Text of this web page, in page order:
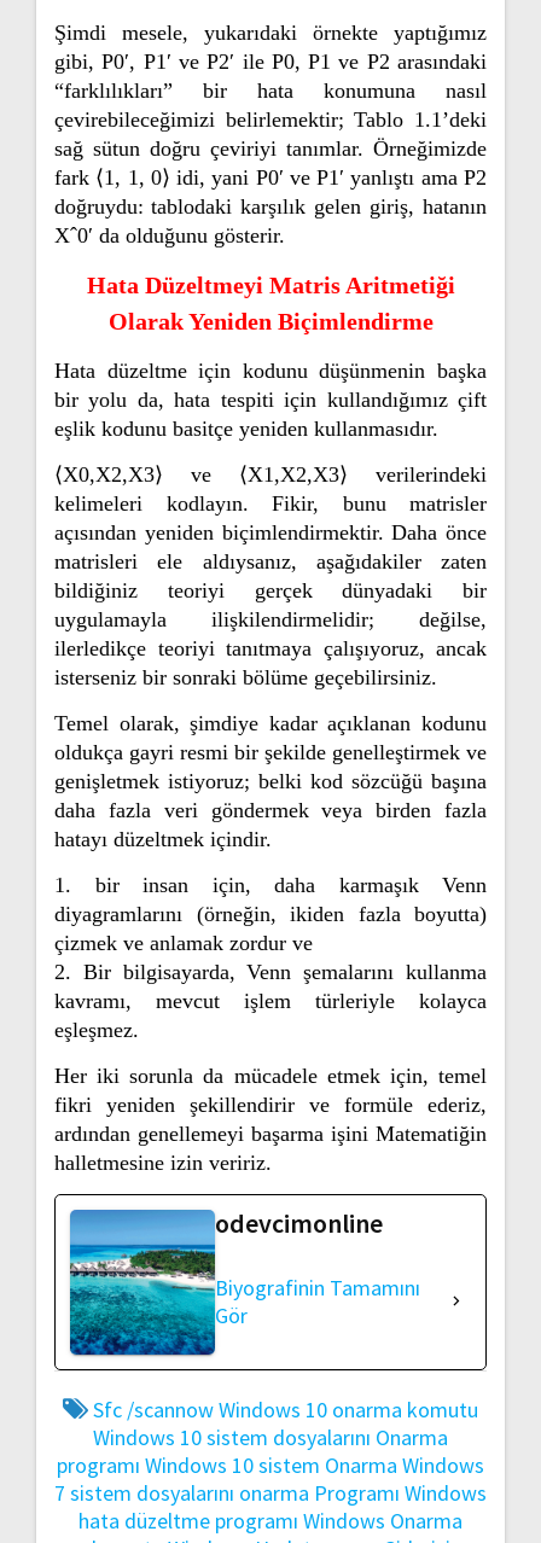
Şimdi mesele, yukarıdaki örnekte yaptığımız
gibi, P0′, P1′ ve P2′ ile P0, P1 ve P2 arasındaki
“farklılıkları” bir hata konumuna nasıl
çevirebileceğimizi belirlemektir; Tablo 1.1’deki
sağ sütun doğru çeviriyi tanımlar. Örneğimizde
fark ⟨1, 1, 0⟩ idi, yani P0′ ve P1′ yanlıştı ama P2
doğruydu: tablodaki karşılık gelen giriş, hatanın
Xˆ0′ da olduğunu gösterir.
Hata Düzeltmeyi Matris Aritmetiği
Olarak Yeniden Biçimlendirme
Hata düzeltme için kodunu düşünmenin başka
bir yolu da, hata tespiti için kullandığımız çift
eşlik kodunu basitçe yeniden kullanmasıdır.
⟨X0,X2,X3⟩ ve ⟨X1,X2,X3⟩ verilerindeki
kelimeleri kodlayın. Fikir, bunu matrisler
açısından yeniden biçimlendirmektir. Daha önce
matrisleri ele aldıysanız, aşağıdakiler zaten
bildiğiniz teoriyi gerçek dünyadaki bir
uygulamayla ilişkilendirmelidir; değilse,
ilerledikçe teoriyi tanıtmaya çalışıyoruz, ancak
isterseniz bir sonraki bölüme geçebilirsiniz.
Temel olarak, şimdiye kadar açıklanan kodunu
oldukça gayri resmi bir şekilde genelleştirmek ve
genişletmek istiyoruz; belki kod sözcüğü başına
daha fazla veri göndermek veya birden fazla
hatayı düzeltmek içindir.
1. bir insan için, daha karmaşık Venn
diyagramlarını (örneğin, ikiden fazla boyutta)
çizmek ve anlamak zordur ve
2. Bir bilgisayarda, Venn şemalarını kullanma
kavramı, mevcut işlem türleriyle kolayca
eşleşmez.
Her iki sorunla da mücadele etmek için, temel
fikri yeniden şekillendirir ve formüle ederiz,
ardından genellemeyi başarma işini Matematiğin
halletmesine izin veririz.
odevcimonline
Biyografinin Tamamını
Gör
Sfc /scannowWindows 10 onarma komutu
Windows 10 sistem dosyalarını Onarma
programı Windows 10 sistem Onarma Windows
7 sistem dosyalarını onarma Programı Windows
hata düzeltme programı Windows Onarma